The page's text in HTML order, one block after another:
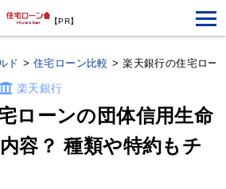
【PR】
ド > 住宅ローン比較 > 楽天銀行の住宅ロー
楽天銀行
ローンの団体信用生命
容？ 種類や特約もチ